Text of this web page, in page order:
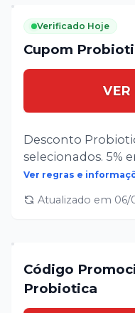
Verificado Hoje
Cupom
VER
Desconto
selecionados. 5%
proteína. 10% no
Ver regras e
Atualizado em 06/
Código
Probiotica